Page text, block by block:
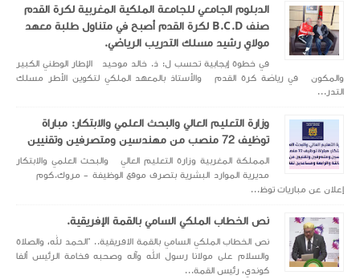
الدبلوم الجامعي للجامعة الملكية المغربية لكرة القدم
صنف B.C.D لكرة القدم أصبح في متناول طلبة معهد
مولاي رشيد مسلك التدريب الرياضي.
في خطوة إيجابية تحسب ل: ذ. خالد موحيد الإطار الوطني الكبير
والمكون في رياضة كرة القدم والأستاذ بالمعهد الملكي لتكوين الأطر مسلك
التدر...
‏وزارة التعليم العالي والبحث العلمي والابتكار: مباراة
توظيف 72 منصب من مهندسين ومتصرفين وتقنيين
المملكة المغربية وزارة التعليم العالي والبحث العلمي والابتكار
مديرية الموارد البشرية بتصرف موقع الوظيفة - مروك.كوم
إعلان عن مباريات توظ...
نص الخطاب الملكي السامي بالقمة الإفريقية.
نص الخطاب الملكي السامي بالقمة الافريقية.. “الحمد لله، والصلاة
والسلام على مولانا رسول الله وآله وصحبه فخامة الرئيس ألفا
كوندي، رئيس القمة...